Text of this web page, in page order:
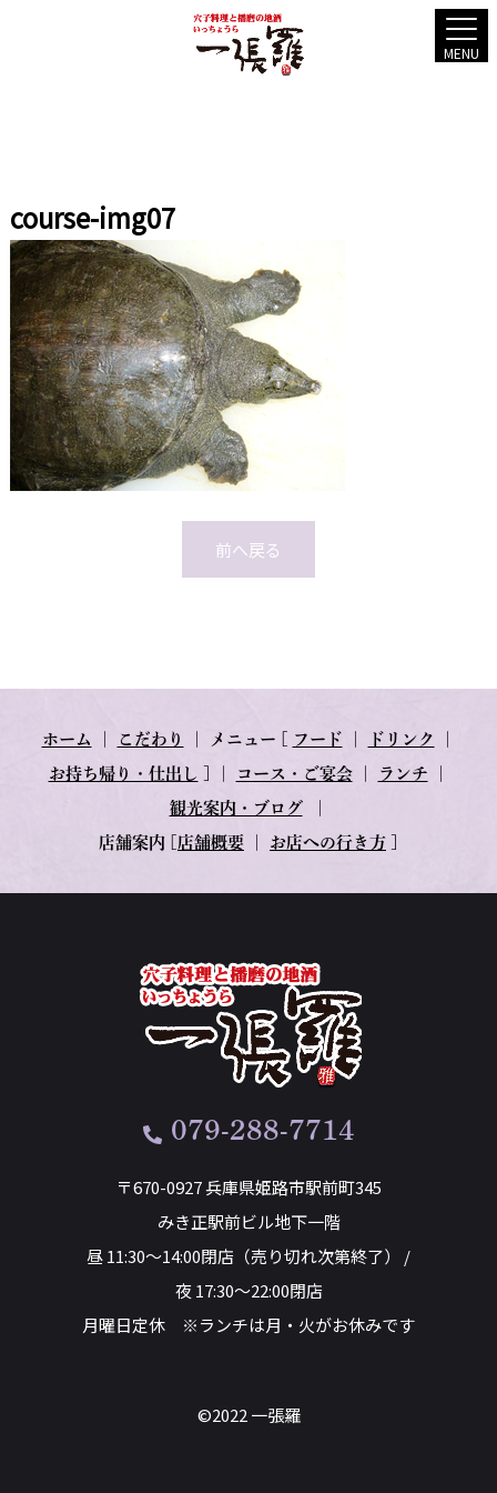
MENU
course-img07
前へ戻る
ホーム こだわり メニュー フード ドリンク
お持ち帰り・仕出し コース・ご宴会｜ ランチ
観光案内・ブログ｜
店舗案内 店舗概要 お店への行き方
079-288-7714
〒670-0927 兵庫県姫路市駅前町345
みき正駅前ビル地下一階
昼 11:30～14:00閉店（売り切れ次第終了） /
夜 17:30～22:00閉店
月曜日定休 ※ランチは月・火がお休みです
©2022 一張羅